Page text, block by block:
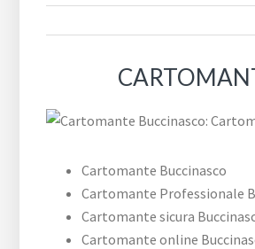
Cartomante Buccinasco
Cartomante Professionale
Cartomante sicura
Cartomante online